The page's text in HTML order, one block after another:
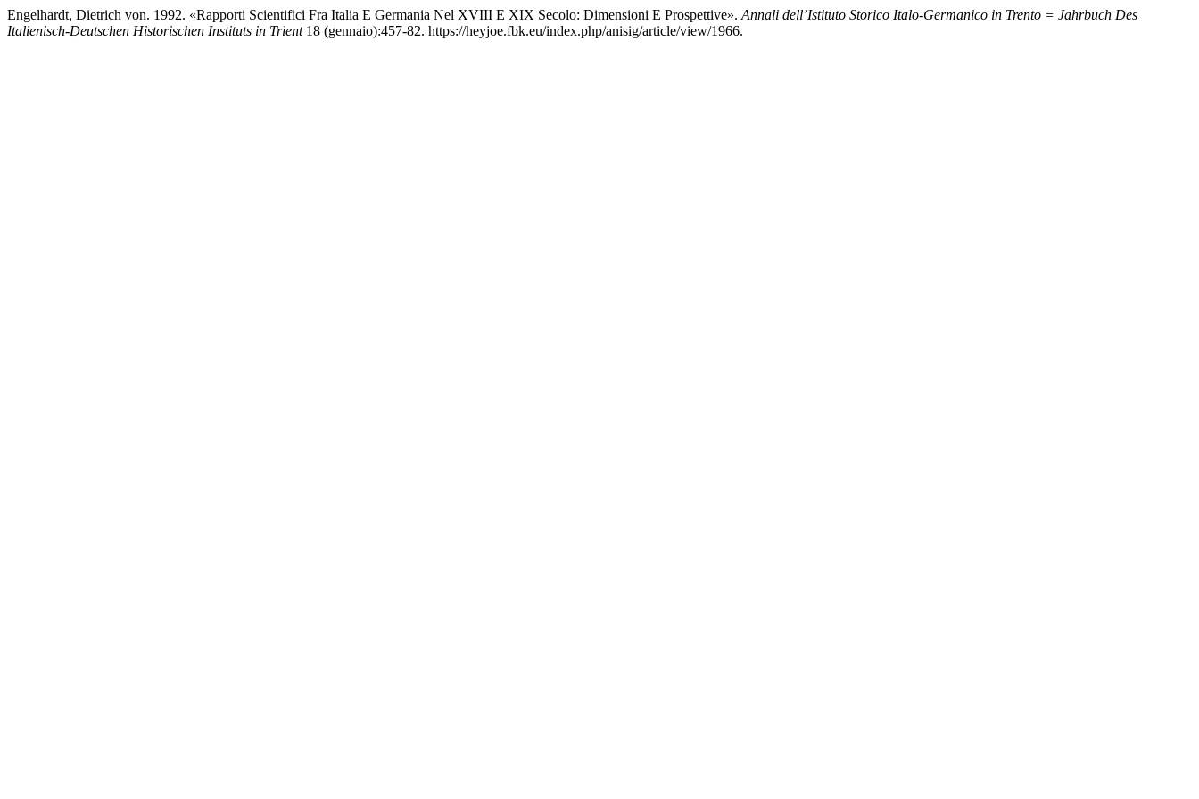
Engelhardt, Dietrich von. 1992. «Rapporti Scientifici Fra Italia E Germania Nel XVIII E XIX Secolo: Dimensioni E Prospettive». Annali dell’Istituto Storico Italo-Germanico in Trento = Jahrbuch Des
Italienisch-Deutschen Historischen Instituts in Trient18 (gennaio):457-82. https://heyjoe.fbk.eu/index.php/anisig/article/view/1966.